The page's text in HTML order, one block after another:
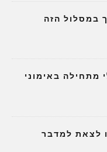
במסלול הזה
מתחילה באימוני
לצאת למדבר